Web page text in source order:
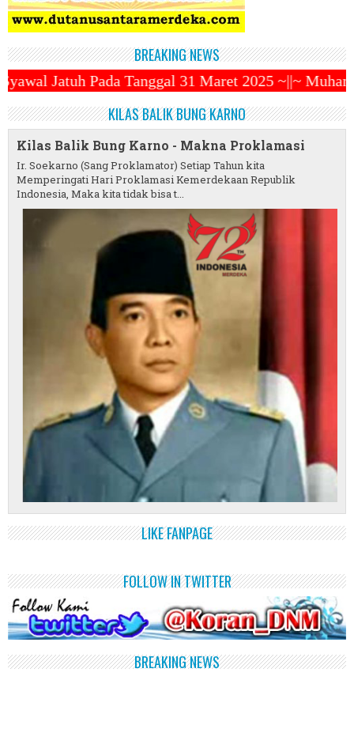
BREAKING NEWS
31 Maret 2025 ~||~ Muhammadiyah
KILAS BALIK BUNG KARNO
Kilas Balik Bung Karno - Makna Proklamasi
Ir. Soekarno (Sang Proklamator) Setiap Tahun kita
Memperingati Hari Proklamasi Kemerdekaan Republik
Indonesia, Maka kita tidak bisa t...
LIKE FANPAGE
FOLLOW IN TWITTER
BREAKING NEWS